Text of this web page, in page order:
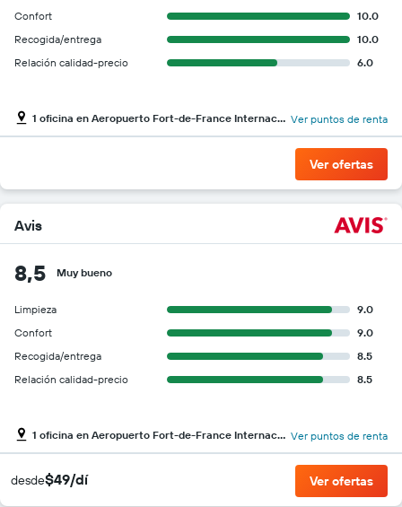
Confort
10.0
Recogida/entrega
10.0
Relación calidad-precio
6.0
1 oficina en Aeropuerto Fort-de-France Internacional de Martinica Aimé Césaire Ver puntos de renta
Ver ofertas
Avis
8,5 Muy bueno
Limpieza
9.0
Confort
9.0
Recogida/entrega
8.5
Relación calidad-precio
8.5
1 oficina en Aeropuerto Fort-de-France Internacional de Martinica Aimé Césaire Ver puntos de renta
desde$49/dí Ver ofertas